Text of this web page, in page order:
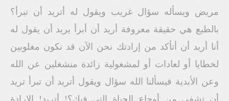
مريض ويسأله سؤال غريب ويقول له أتريد أن تبرأ؟
بالطبع هي حقيقة معروفة أريد أن أبرأ يريد أن يقول له
أنا أريد أن أتأكد من إرادتك نحن الآن قد نكون مغلوبين
لخطايا أو لعادات أو لمشغولية زائدة منشغلين عن الله
وعن الأبدية فيسألنا الله سؤال ويقول أتريد أن تبرأ تريد
أن تشفى من أوجاع الحياة التي فيك؟! أتريد! الإرادة